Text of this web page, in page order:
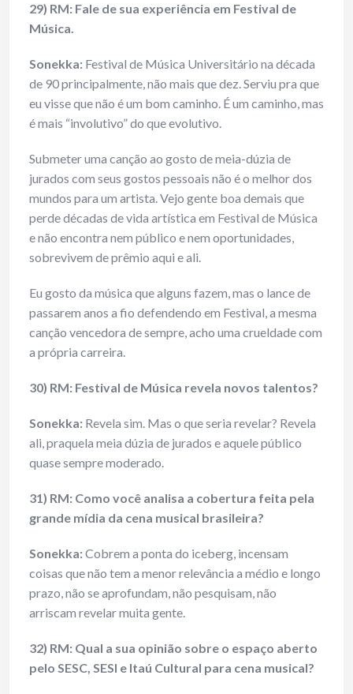
29) RM: Fale de sua experiência em Festival de
Música.
Sonekka: Festival de Música Universitário na década
de 90 principalmente, não mais que dez. Serviu pra que
eu visse que não é um bom caminho. É um caminho, mas
é mais “involutivo” do que evolutivo.
Submeter uma canção ao gosto de meia-dúzia de
jurados com seus gostos pessoais não é o melhor dos
mundos para um artista. Vejo gente boa demais que
perde décadas de vida artística em Festival de Música
e não encontra nem público e nem oportunidades,
sobrevivem de prêmio aqui e ali.
Eu gosto da música que alguns fazem, mas o lance de
passarem anos a fio defendendo em Festival, a mesma
canção vencedora de sempre, acho uma crueldade com
a própria carreira.
30) RM: Festival de Música revela novos talentos?
Sonekka: Revela sim. Mas o que seria revelar? Revela
ali, praquela meia dúzia de jurados e aquele público
quase sempre moderado.
31) RM: Como você analisa a cobertura feita pela
grande mídia da cena musical brasileira?
Sonekka:Cobrem a ponta do iceberg, incensam
coisas que não tem a menor relevância a médio e longo
prazo, não se aprofundam, não pesquisam, não
arriscam revelar muita gente.
32) RM: Qual a sua opinião sobre o espaço aberto
pelo SESC, SESI e Itaú Cultural para cena musical?